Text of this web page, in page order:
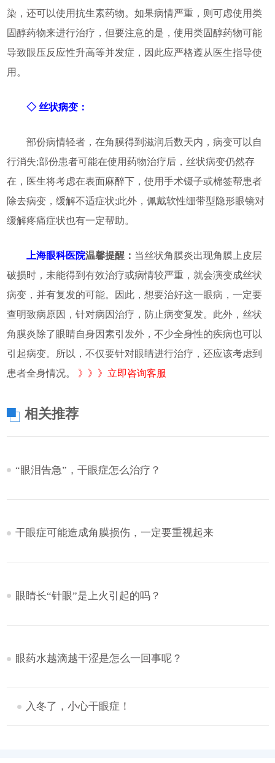
染，还可以使用抗生素药物。如果病情严重，则可虑使用类
固醇药物来进行治疗，但要注意的是，使用类固醇药物可能
导致眼压反应性升高等并发症，因此应严格遵从医生指导使
用。
◇ 丝状病变：
部份病情轻者，在角膜得到滋润后数天内，病变可以自
行消失;部份患者可能在使用药物治疗后，丝状病变仍然存
在，医生将考虑在表面麻醉下，使用手术镊子或棉签帮患者
除去病变，缓解不适症状;此外，佩戴软性绷带型隐形眼镜对
缓解疼痛症状也有一定帮助。
上海眼科医院温馨提醒： 当丝状角膜炎出现角膜上皮层
破损时，未能得到有效治疗或病情较严重，就会演变成丝状
病变，并有复发的可能。因此，想要治好这一眼病，一定要
查明致病原因，针对病因治疗，防止病变复发。此外，丝状
角膜炎除了眼睛自身因素引发外，不少全身性的疾病也可以
引起病变。所以，不仅要针对眼睛进行治疗，还应该考虑到
患者全身情况。 》》》立即咨询客服
相关推荐
“眼泪告急”，干眼症怎么治疗？
干眼症可能造成角膜损伤，一定要重视起来
眼睛长“针眼”是上火引起的吗？
眼药水越滴越干涩是怎么一回事呢？
入冬了，小心干眼症！